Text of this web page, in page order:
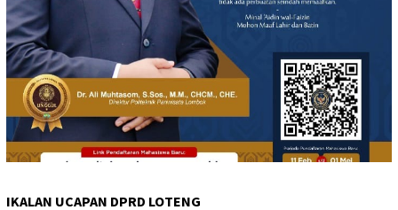
IKALAN UCAPAN DPRD LOTENG